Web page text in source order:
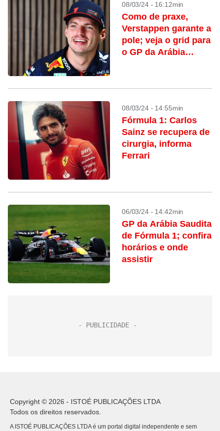
08/03/24 - 16:12min
Como de praxe,
Verstappen garante a
pole; veja o grid para
o GP da Arábia
08/03/24 - 14:55min
Fórmula 1: Carlos
Sainz se recupera de
cirurgia, informa
Ferrari
06/03/24 - 14:42min
GP da Arábia Saudita
de Fórmula 1; confira
horários e onde
assistir
Copyright © 2026 - ISTOÉ PUBLICAÇÕES LTDA
Todos os direitos reservados.
A ISTOÉ PUBLICAÇÕES LTDA é um portal digital independente e sem